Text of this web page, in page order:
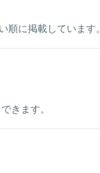
に掲載しています。
きます。